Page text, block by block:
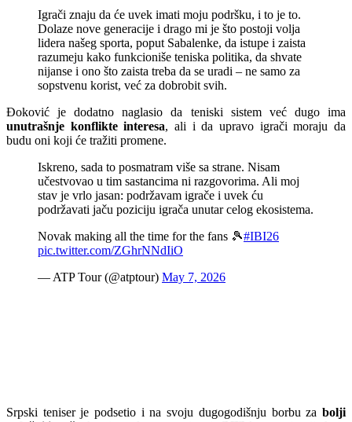
Igrači znaju da će uvek imati moju podršku, i to je to.
Dolaze nove generacije i drago mi je što postoji volja
lidera našeg sporta, poput Sabalenke, da istupe i zaista
razumeju kako funkcioniše teniska politika, da shvate
nijanse i ono što zaista treba da se uradi – ne samo za
sopstvenu korist, već za dobrobit svih.
Đoković je dodatno naglasio da teniski sistem već dugo ima
unutrašnje konflikte interesa, ali i da upravo igrači moraju da
budu oni koji će tražiti promene.
Iskreno, sada to posmatram više sa strane. Nisam
učestvovao u tim sastancima ni razgovorima. Ali moj
stav je vrlo jasan: podržavam igrače i uvek ću
podržavati jaču poziciju igrača unutar celog ekosistema.
Novak making all the time for the fans 🎾#IBI26
pic.twitter.com/ZGhrNNdIiO
— ATP Tour (@atptour) May 7, 2026
Srpski teniser je podsetio i na svoju dugogodišnju borbu za bolji